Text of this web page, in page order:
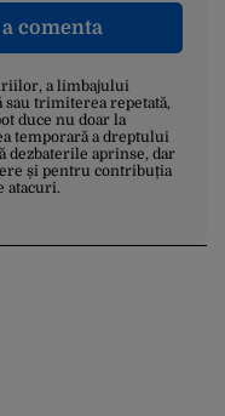
comenta
a limbajului
trimiterea repetată,
duce nu doar la
temporară a dreptului
dezbaterile aprinse, dar
și pentru contribuția
atacuri.